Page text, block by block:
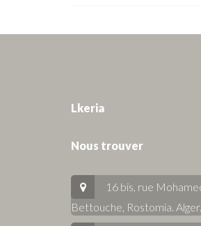
Lkeria
Nous trouver
16 bis, rue
Bettouche, Rostomia. Alger.